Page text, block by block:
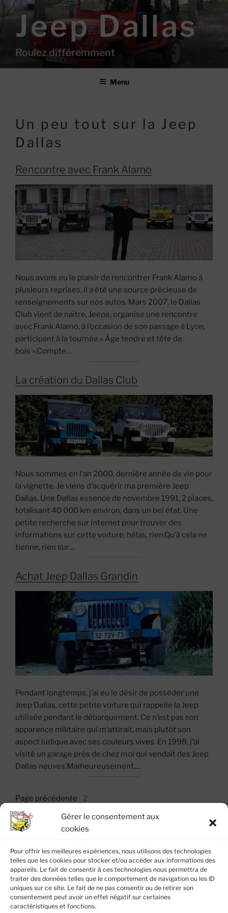
Gérer le consentement aux
cookies
Pour offrir les meilleures expériences, nous utilisons des technologies
telles que les cookies pour stocker et/ou accéder aux informations des
appareils. Le fait de consentir à ces technologies nous permettra de
traiter des données telles que le comportement de navigation ou les ID
uniques sur ce site. Le fait de ne pas consentir ou de retirer son
consentement peut avoir un effet négatif sur certaines
caractéristiques et fonctions.
Aller
au
contenuJeep Dallas
Roulez différemment
Menu
Un peu tout sur la Jeep
Dallas
Rencontre avec Frank Alamo
Nous avons eu le plaisir de rencontrer Frank Alamo à
plusieurs reprises, il a été une source précieuse de
renseignements sur nos autos. Mars 2007, le Dallas
Club vient de naitre, Jeepe, organise une rencontre
avec Frank Alamo, à l’occasion de son passage à Lyon,
participant à la tournée « Âge tendre et tête de
bois ».Compte…
La création du Dallas Club
Nous sommes en l’an 2000, dernière année de vie pour
la vignette. Je viens d’acquérir ma première Jeep
Dallas. Une Dallas essence de novembre 1991, 2 places,
totalisant 40 000 km environ, dans un bel état. Une
petite recherche sur internet pour trouver des
informations sur cette voiture, hélas, rien.Qu’à cela ne
tienne, rien sur…
Achat Jeep Dallas Grandin
Pendant longtemps, j’ai eu le désir de posséder une
Jeep Dallas, cette petite voiture qui rappelle la Jeep
utilisée pendant le débarquement. Ce n’est pas son
apparence militaire qui m’attirait, mais plutôt son
aspect ludique avec ses couleurs vives. En 1998, j’ai
visité un garage près de chez moi qui vendait des Jeep
Dallas neuves.Malheureusement,…
Page précédente 2
À PROPOS DE CE SITE
Ce site est édité par l’associationDallas Club.
Tous droits réservés Copyright Dallas Club 2022 –
2026